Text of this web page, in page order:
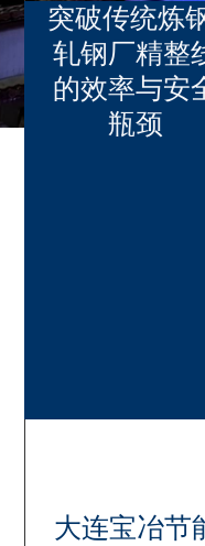
突破传统炼
轧钢厂精整
的效率与安
瓶颈
大连宝冶节